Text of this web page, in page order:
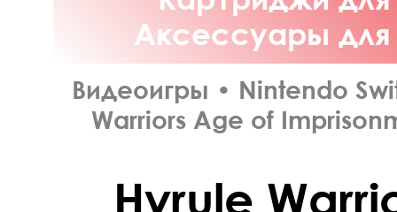
Аксессуары для
Видеоигры • Nintendo
Warriors Age of
Hyrule